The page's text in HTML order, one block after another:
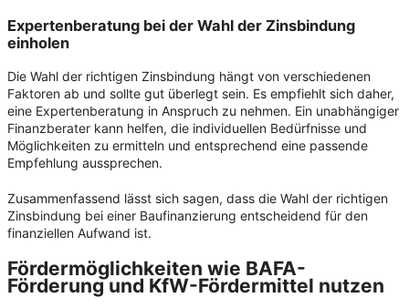
Expertenberatung bei der Wahl der Zinsbindung
einholen
Die Wahl der richtigen Zinsbindung hängt von verschiedenen
Faktoren ab und sollte gut überlegt sein. Es empfiehlt sich daher,
eine Expertenberatung in Anspruch zu nehmen. Ein unabhängiger
Finanzberater kann helfen, die individuellen Bedürfnisse und
Möglichkeiten zu ermitteln und entsprechend eine passende
Empfehlung aussprechen.
Zusammenfassend lässt sich sagen, dass die Wahl der richtigen
Zinsbindung bei einer Baufinanzierung entscheidend für den
finanziellen Aufwand ist.
Fördermöglichkeiten wie BAFA-
Förderung und KfW-Fördermittel nutzen